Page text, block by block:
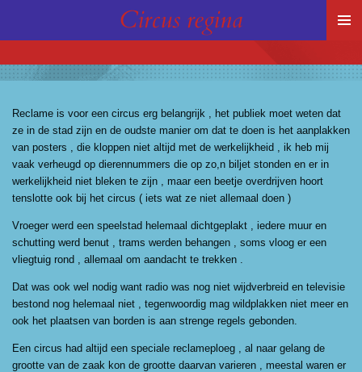
de
hoofdinhoud
Circus regina
Reclame is voor een circus erg belangrijk , het publiek moet weten dat
ze in de stad zijn en de oudste manier om dat te doen is het aanplakken
van posters , die kloppen niet altijd met de werkelijkheid , ik heb mij
vaak verheugd op dierennummers die op zo,n biljet stonden en er in
werkelijkheid niet bleken te zijn , maar een beetje overdrijven hoort
tenslotte ook bij het circus ( iets wat ze niet allemaal doen )
Vroeger werd een speelstad helemaal dichtgeplakt , iedere muur en
schutting werd benut , trams werden behangen , soms vloog er een
vliegtuig rond , allemaal om aandacht te trekken .
Dat was ook wel nodig want radio was nog niet wijdverbreid en televisie
bestond nog helemaal niet , tegenwoordig mag wildplakken niet meer en
ook het plaatsen van borden is aan strenge regels gebonden.
Een circus had altijd een speciale reclameploeg , al naar gelang de
grootte van de zaak kon de grootte daarvan varieren , meestal waren er